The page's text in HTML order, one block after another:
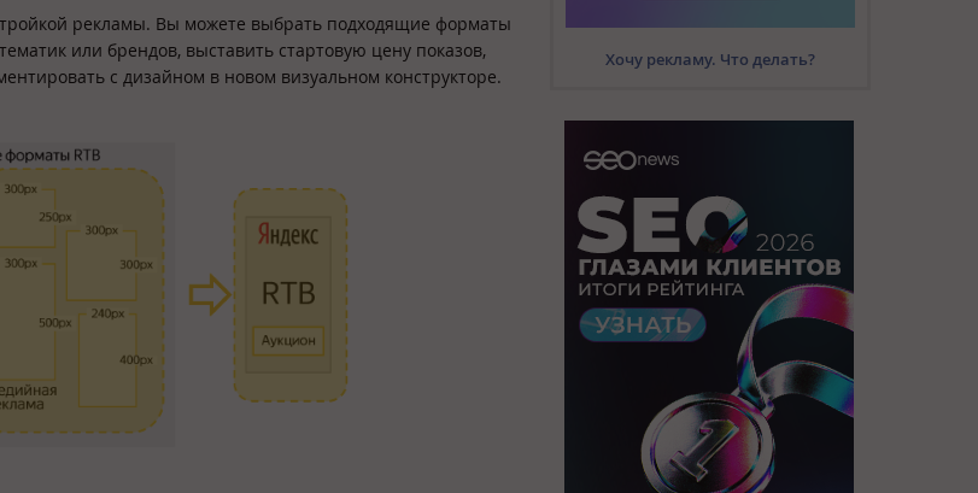
рекламы. Вы можете выбрать подходящие форматы
или брендов, выставить стартовую цену показов,
с дизайном в новом визуальном конструкторе.
Хочу рекламу. Что делать?